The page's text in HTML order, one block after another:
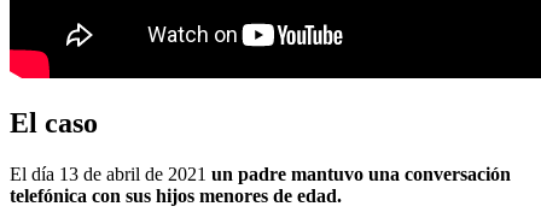
El caso
El día 13 de abril de 2021 un padre mantuvo una conversación
telefónica con sus hijos menores de edad.